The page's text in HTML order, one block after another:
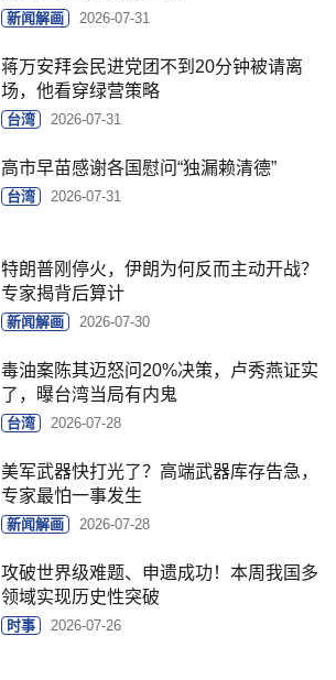
新闻解画 2026-07-31
蒋万安拜会民进党团不到20分钟被请离
场，他看穿绿营策略
台湾 2026-07-31
高市早苗感谢各国慰问“独漏赖清德”
台湾 2026-07-31
特朗普刚停火，伊朗为何反而主动开战？
专家揭背后算计
新闻解画 2026-07-30
毒油案陈其迈怒问20%决策，卢秀燕证实
了，曝台湾当局有内鬼
台湾 2026-07-28
美军武器快打光了？高端武器库存告急，
专家最怕一事发生
新闻解画 2026-07-28
攻破世界级难题、申遗成功！本周我国多
领域实现历史性突破
时事 2026-07-26